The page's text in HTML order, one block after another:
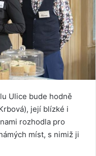
Ulice bude hodně
její blízké i
rozhodla pro
míst, s nimiž ji